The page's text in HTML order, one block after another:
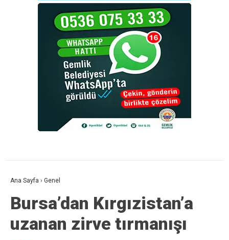
Ana Sayfa › Genel
Bursa’dan Kırgızistan’a
uzanan zirve tırmanışı